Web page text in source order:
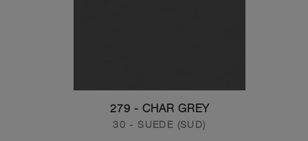
279 - CHAR GREY
30 - SUEDE (SUD)